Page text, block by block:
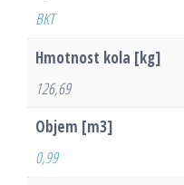
BKT
Hmotnost kola [kg]
126,69
Objem [m3]
0,99